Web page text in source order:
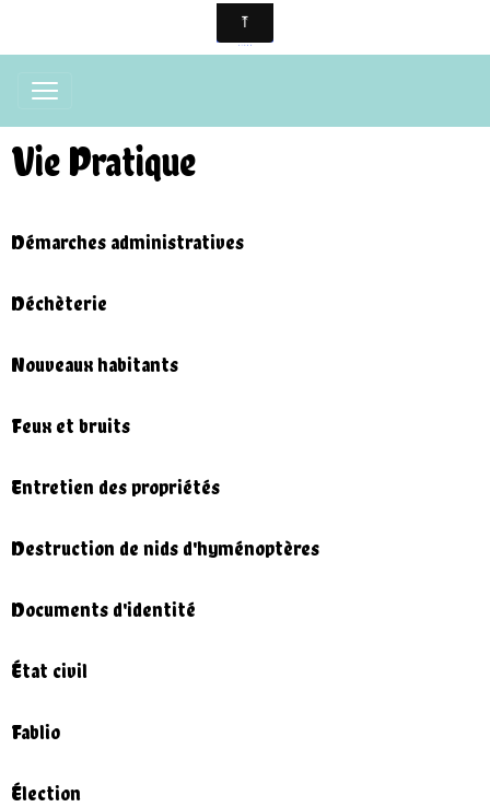
Vie Pratique
Démarches administratives
Déchèterie
Nouveaux habitants
Feux et bruits
Entretien des propriétés
Destruction de nids d'hyménoptères
Documents d'identité
État civil
Fablio
Élection